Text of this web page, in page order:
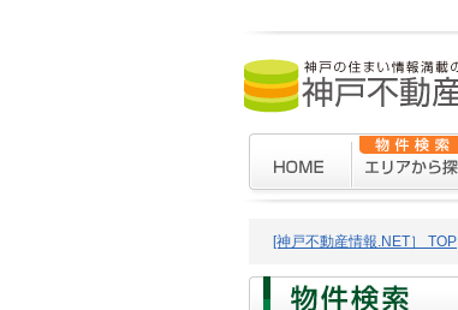
[神戸不動産情報.NET］ TOP